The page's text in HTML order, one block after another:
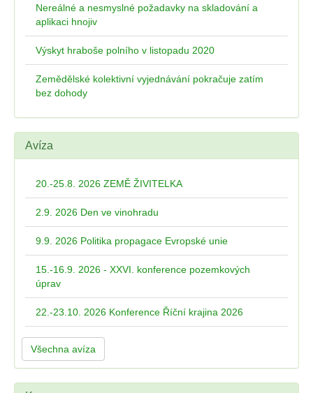
Nereálné a nesmyslné požadavky na skladování a
aplikaci hnojiv
Výskyt hraboše polního v listopadu 2020
Zemědělské kolektivní vyjednávání pokračuje zatím
bez dohody
Avíza
20.-25.8. 2026 ZEMĚ ŽIVITELKA
2.9. 2026 Den ve vinohradu
9.9. 2026 Politika propagace Evropské unie
15.-16.9. 2026 - XXVI. konference pozemkových
úprav
22.-23.10. 2026 Konference Říční krajina 2026
Všechna avíza